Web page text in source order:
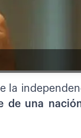
la
de una